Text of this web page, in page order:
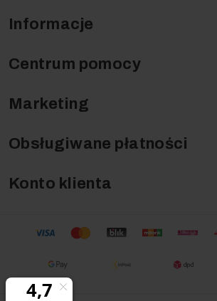
Informacje
Centrum pomocy
Marketing
Obsługiwane płatności
Konto klienta